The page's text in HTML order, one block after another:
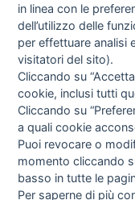
I libri
in linea con le
dell’utilizzo delle
per effettuare analisi
visitatori del sito).
Cliccando su
cookie, inclusi tutti
Cliccando su
a quali cookie
Puoi revocare o
momento cliccando
basso in tutte le
Per saperne di più